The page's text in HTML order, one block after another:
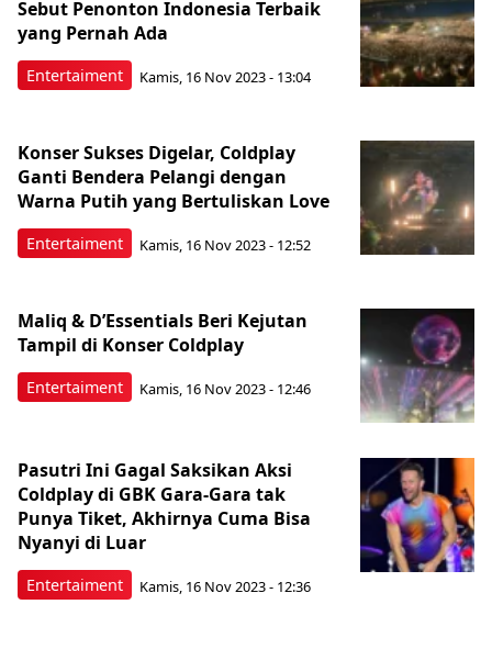
Entertaiment
Sebut Penonton Indonesia Terbaik
yang Pernah Ada
Kamis, 16 Nov 2023 - 13:04
Entertaiment
Konser Sukses Digelar, Coldplay
Ganti Bendera Pelangi dengan
Warna Putih yang Bertuliskan Love
Kamis, 16 Nov 2023 - 12:52
Entertaiment
Maliq & D’Essentials Beri Kejutan
Tampil di Konser Coldplay
Kamis, 16 Nov 2023 - 12:46
Entertaiment
Pasutri Ini Gagal Saksikan Aksi
Coldplay di GBK Gara-Gara tak
Punya Tiket, Akhirnya Cuma Bisa
Nyanyi di Luar
Kamis, 16 Nov 2023 - 12:36